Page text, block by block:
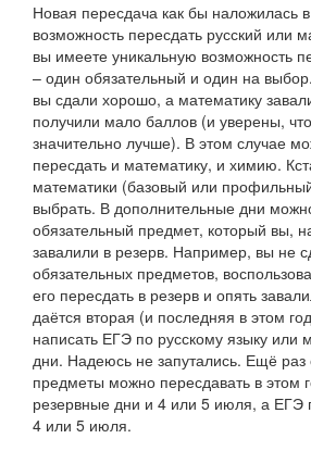
Новая пересдача как бы наложилась
возможность пересдать русский или
вы имеете уникальную возможность
– один обязательный и один на
вы сдали хорошо, а математику
получили мало баллов (и уверены,
значительно лучше). В этом случае
пересдать и математику, и химию.
математики (базовый или
выбрать. В дополнительные дни
обязательный предмет, который вы,
завалили в резерв. Например, вы не
обязательных предметов,
его пересдать в резерв и опять
даётся вторая (и последняя в этом
написать ЕГЭ по русскому языку или
дни. Надеюсь не запутались. Ещё раз
предметы можно пересдавать в этом
резервные дни и 4 или 5 июля, а ЕГЭ
4 или 5 июля.